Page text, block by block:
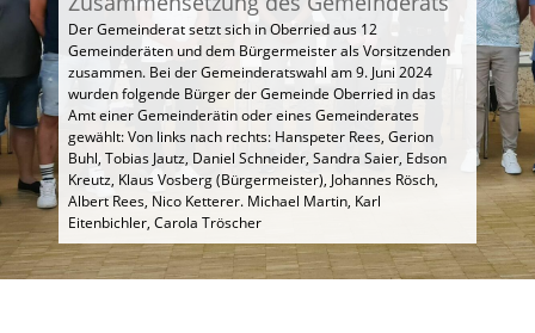
Der Gemeinderat setzt sich in Oberried aus 12
Gemeinderäten und dem Bürgermeister als Vorsitzenden
zusammen. Bei der Gemeinderatswahl am 9. Juni 2024
wurden folgende Bürger der Gemeinde Oberried in das
Amt einer Gemeinderätin oder eines Gemeinderates
gewählt: Von links nach rechts: Hanspeter Rees, Gerion
Buhl, Tobias Jautz, Daniel Schneider, Sandra Saier, Edson
Kreutz, Klaus Vosberg (Bürgermeister), Johannes Rösch,
Albert Rees, Nico Ketterer. Michael Martin, Karl
Eitenbichler, Carola Tröscher